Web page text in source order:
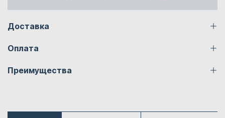
Доставка
Оплата
Преимущества